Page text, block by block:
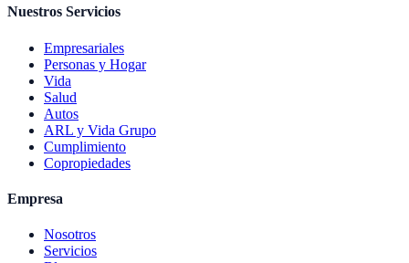
Nuestros Servicios
Empresariales
Personas y Hogar
Vida
Salud
Autos
ARL y Vida Grupo
Cumplimiento
Copropiedades
Empresa
Nosotros
Servicios